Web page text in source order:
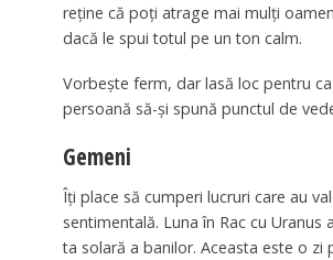
reține că poți atrage mai mulți
dacă le spui totul pe un ton calm.
Vorbește ferm, dar lasă loc pentru
persoană să-și spună punctul de
Gemeni
Îți place să cumperi lucruri care au
sentimentală. Luna în Rac cu Uranus
ta solară a banilor. Aceasta este o zi